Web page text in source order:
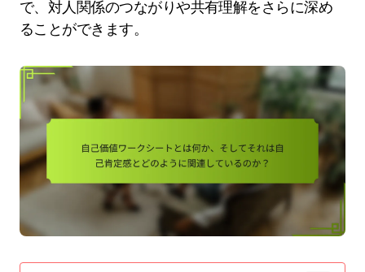
で、対人関係のつながりや共有理解をさらに深め
ることができます。